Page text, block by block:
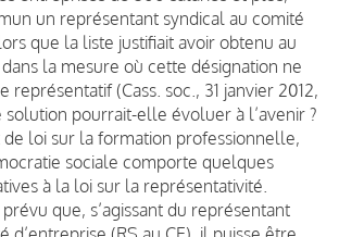
un représentant syndical au comité
que la liste justifiait avoir obtenu au
la mesure où cette désignation ne
représentatif (Cass. soc., 31 janvier 2012,
solution pourrait-elle évoluer à l’avenir ?
loi sur la formation professionnelle,
sociale comporte quelques
à la loi sur la représentativité.
que, s’agissant du représentant